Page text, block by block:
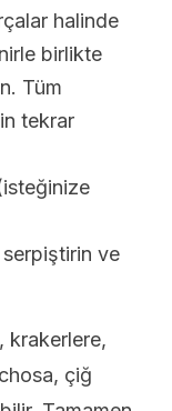
halinde
birlikte
Tüm
tekrar
ve
krakerlere,
çiğ